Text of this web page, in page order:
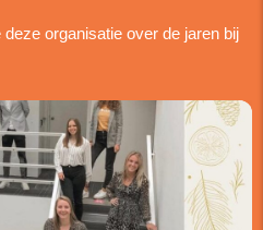
organisatie over de jaren bij